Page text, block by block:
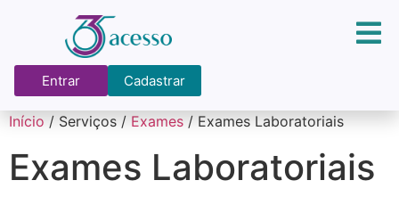
Entrar Cadastrar
Início / Serviços / Exames / Exames Laboratoriais
Exames Laboratoriais